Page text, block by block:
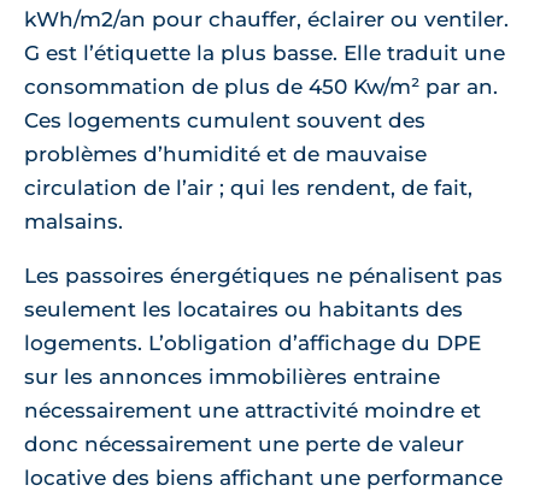
kWh/m2/an pour chauffer, éclairer ou ventiler.
G est l’étiquette la plus basse. Elle traduit une
consommation de plus de 450 Kw/m² par an.
Ces logements cumulent souvent des
problèmes d’humidité et de mauvaise
circulation de l’air ; qui les rendent, de fait,
malsains.
Les passoires énergétiques ne pénalisent pas
seulement les locataires ou habitants des
logements. L’obligation d’affichage du DPE
sur les annonces immobilières entraine
nécessairement une attractivité moindre et
donc nécessairement une perte de valeur
locative des biens affichant une performance